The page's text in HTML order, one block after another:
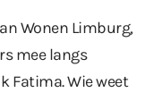
Wonen Limburg,
mee langs
Fatima. Wie weet